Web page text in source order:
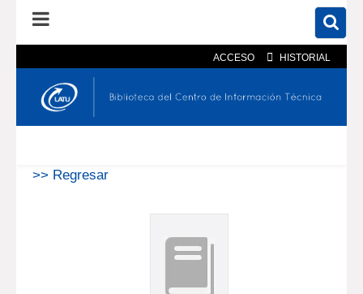
ACCESO HISTORIAL
En el catálogo En el sitio
>> Regresar